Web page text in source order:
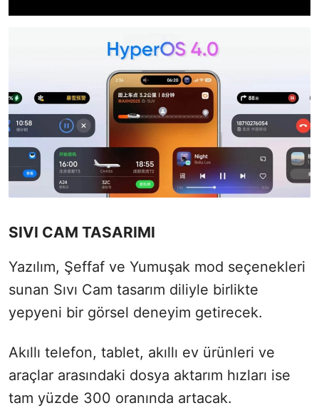
SIVI CAM TASARIMI
Yazılım, Şeffaf ve Yumuşak mod seçenekleri
sunan Sıvı Cam tasarım diliyle birlikte
yepyeni bir görsel deneyim getirecek.
Akıllı telefon, tablet, akıllı ev ürünleri ve
araçlar arasındaki dosya aktarım hızları ise
tam yüzde 300 oranında artacak.